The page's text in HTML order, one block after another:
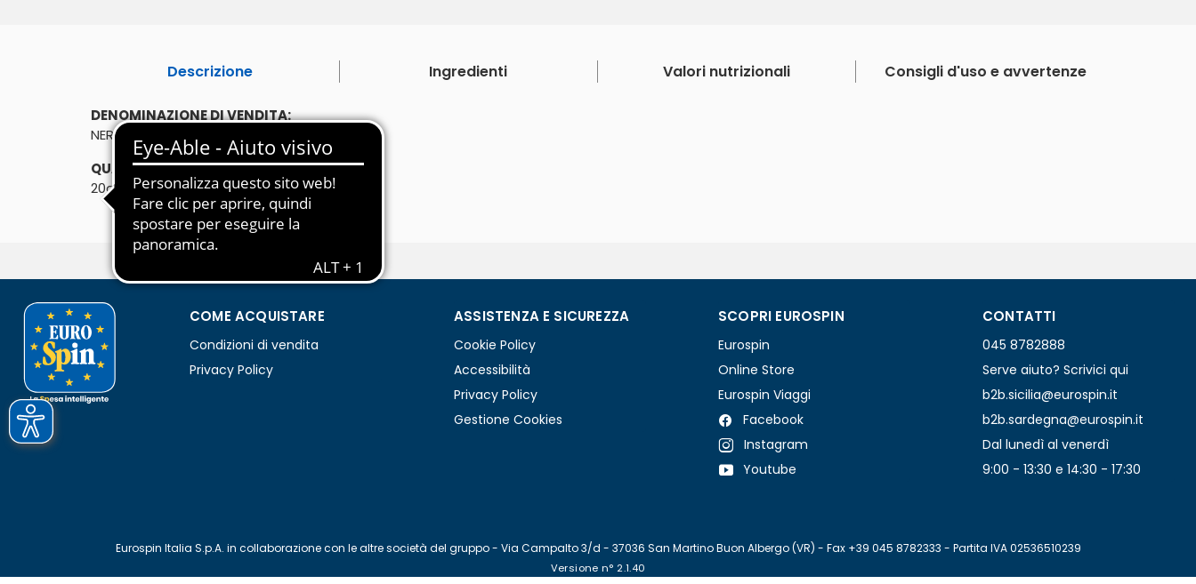
Descrizione Ingredienti Valori nutrizionali Consigli d'uso e avvertenze
DENOMINAZIONE DI VENDITA:
NERO DI SEPPIA
QUANTITÀ:
20g
COME ACQUISTARE
Condizioni di vendita
Privacy Policy
ASSISTENZA E SICUREZZA
Cookie Policy
Accessibilità
Privacy Policy
Gestione Cookies
SCOPRI EUROSPIN
Eurospin
Online Store
Eurospin Viaggi
Facebook
Instagram
Youtube
CONTATTI
045 8782888
Serve aiuto? Scrivici qui
b2b.sicilia@eurospin.it
b2b.sardegna@eurospin.it
Dal lunedì al venerdì
9:00 - 13:30 e 14:30 - 17:30
Eurospin Italia S.p.A. in collaborazione con le altre società del gruppo - Via Campalto 3/d - 37036 San Martino Buon Albergo (VR) - Fax +39 045 8782333 - Partita IVA 02536510239
Versione n° 2.1.40